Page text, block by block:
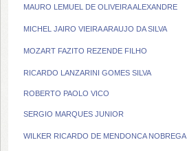
MAURO LEMUEL DE OLIVEIRA ALEXANDRE
MICHEL JAIRO VIEIRA ARAUJO DA SILVA
MOZART FAZITO REZENDE FILHO
RICARDO LANZARINI GOMES SILVA
ROBERTO PAOLO VICO
SERGIO MARQUES JUNIOR
WILKER RICARDO DE MENDONCA NOBREGA